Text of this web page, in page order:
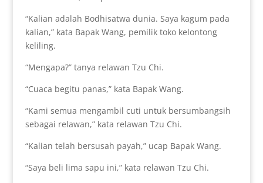
“Kalian adalah Bodhisatwa dunia. Saya kagum pada
kalian,” kata Bapak Wang, pemilik toko kelontong
keliling.
“Mengapa?” tanya relawan Tzu Chi.
“Cuaca begitu panas,” kata Bapak Wang.
“Kami semua mengambil cuti untuk bersumbangsih
sebagai relawan,” kata relawan Tzu Chi.
“Kalian telah bersusah payah,” ucap Bapak Wang.
“Saya beli lima sapu ini,” kata relawan Tzu Chi.